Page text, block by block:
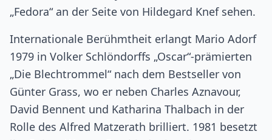
„Fedora“ an der Seite von Hildegard Knef sehen.
Internationale Berühmtheit erlangt Mario Adorf
1979 in Volker Schlöndorffs „Oscar“-prämierten
„Die Blechtrommel“ nach dem Bestseller von
Günter Grass, wo er neben Charles Aznavour,
David Bennent und Katharina Thalbach in der
Rolle des Alfred Matzerath brilliert. 1981 besetzt